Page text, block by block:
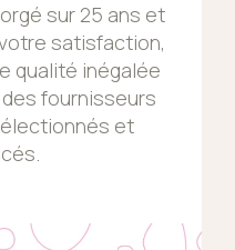
sur 25 ans et
satisfaction,
qualité inégalée
fournisseurs
et